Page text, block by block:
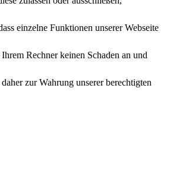
einzelne Funktionen unserer Webseite
Rechner keinen Schaden an und
zur Wahrung unserer berechtigten